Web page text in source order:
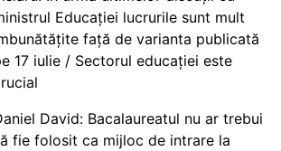
Educației lucrurile sunt mult
față de varianta publicată
17 iulie / Sectorul educației este
David: Bacalaureatul nu ar trebui
fie folosit ca mijloc de intrare la